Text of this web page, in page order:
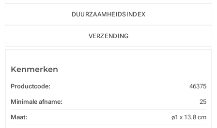
DUURZAAMHEIDSINDEX
VERZENDING
Kenmerken
Productcode: 46375
Minimale afname: 25
Maat: ø1 x 13.8 cm